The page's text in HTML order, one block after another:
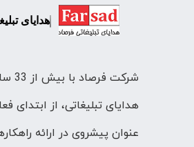
هدایای
هدایای تبلیغاتی، از ابتدای
عنوان پیشروی در ارائه